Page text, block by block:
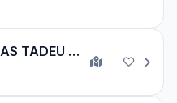
UNIV. SÃO JUDAS TADEU / METRÔ BRESSER